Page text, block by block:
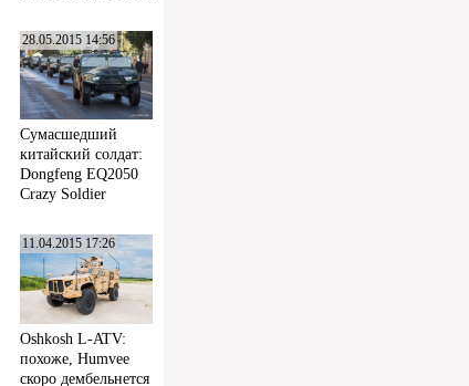
28.05.2015 14:56
Сумасшедший
китайский солдат:
Dongfeng EQ2050
Crazy Soldier
11.04.2015 17:26
Oshkosh L-ATV:
похоже, Humvee
скоро дембельнется